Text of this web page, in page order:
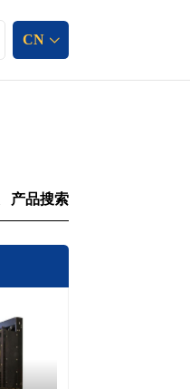
CN 
产品搜索